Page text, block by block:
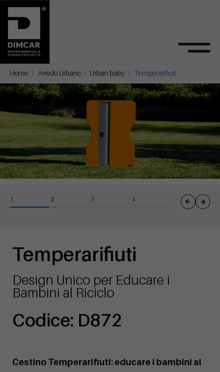
Home Arredo Urbano Urban baby Temperarifiuti
Temperarifiuti
Design Unico per Educare i
Bambini al Riciclo
Codice: D872
Cestino Temperarifiuti: educare i bambini al